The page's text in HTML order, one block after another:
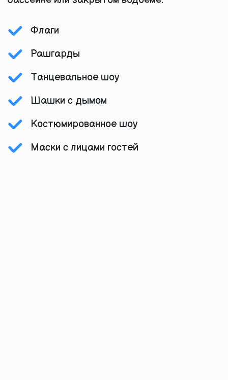
Флаги
Рашгарды
Танцевальное шоу
Шашки с дымом
Костюмированное шоу
Маски с лицами гостей